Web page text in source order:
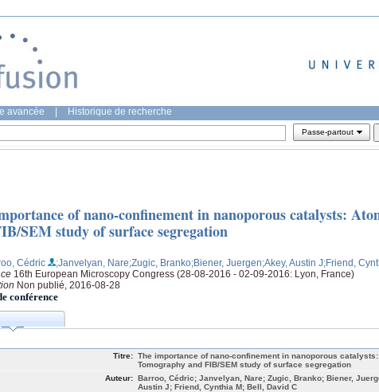
avancée Historique de recherche
Passe-partout
of nano-confinement in nanoporous catalysts:
SEM study of surface segregation
Cédric ;Janvelyan, Nare;Zugic, Branko;Biener, Juergen;Akey, Austin J;Friend,
16th European Microscopy Congress (28-08-2016 - 02-09-2016: Lyon, France)
Non publié, 2016-08-28
conférence
Titre: The importance of nano-confinement in nanoporous catalysts:
Tomography and FIB/SEM study of surface segregation
Auteur: Barroo, Cédric; Janvelyan, Nare; Zugic, Branko; Biener,
Austin J; Friend, Cynthia M; Bell, David C